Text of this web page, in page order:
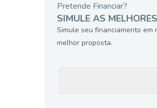
Pretende Financiar?
SIMULE AS
Simule seu financiamento em
melhor proposta.